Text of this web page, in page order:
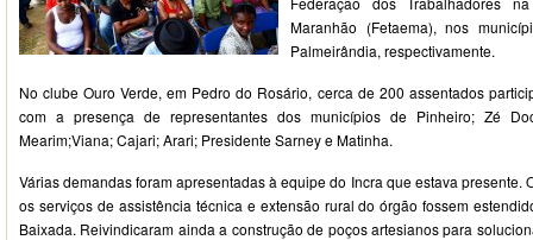
Maranhão (Fetaema), nos
Palmeirândia, respectivamente.
No clube Ouro Verde, em Pedro do Rosário, cerca de 200 assentados
com a presença de representantes dos municípios de Pinheiro; Zé
Mearim;Viana; Cajari; Arari; Presidente Sarney e Matinha.
Várias demandas foram apresentadas à equipe do Incra que estava presente.
os serviços de assistência técnica e extensão rural do órgão fossem
Baixada. Reivindicaram ainda a construção de poços artesianos para